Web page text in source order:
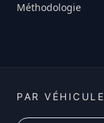
Méthodologie
PAR VÉHICULE